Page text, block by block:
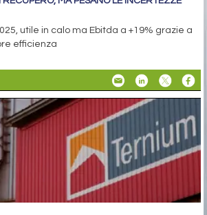
utile in calo ma Ebitda a +19% grazie a
efficienza